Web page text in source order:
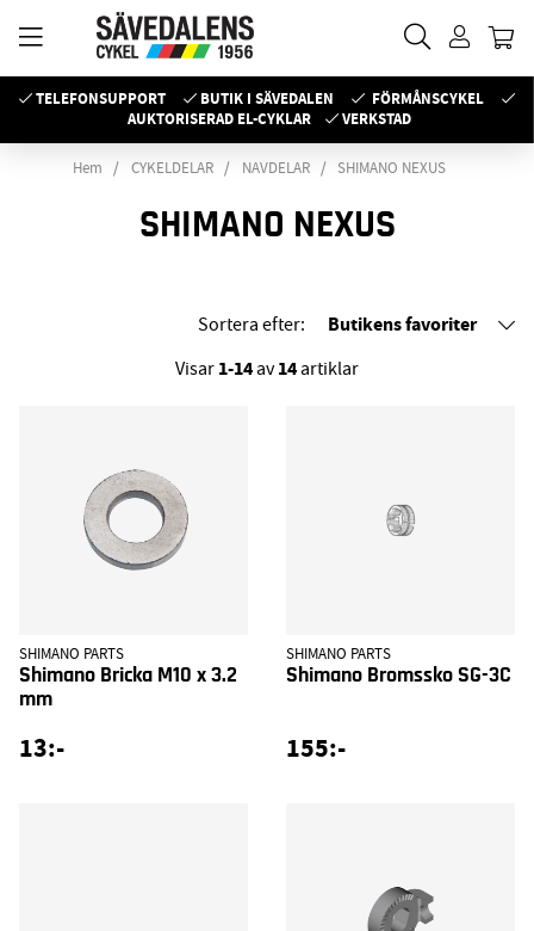
TELEFONSUPPORT BUTIK I SÄVEDALEN
FÖRMÅNSCYKEL
AUKTORISERAD EL-CYKLAR
VERKSTAD
Hem CYKELDELAR NAVDELAR SHIMANO NEXUS
SHIMANO NEXUS
Sortera efter: Butikens favoriter
Visar 1-14av14artiklar
SHIMANO PARTS
Shimano Bricka M10 x 3.2
mm
13:-
SHIMANO PARTS
Shimano Bromssko SG-3C
155:-